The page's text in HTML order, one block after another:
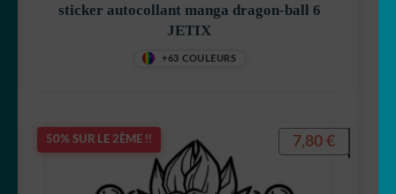
sticker autocollant manga dragon-ball 6
JETIX
+63 COULEURS
50% SUR LE 2ÈME !! 7,80 €